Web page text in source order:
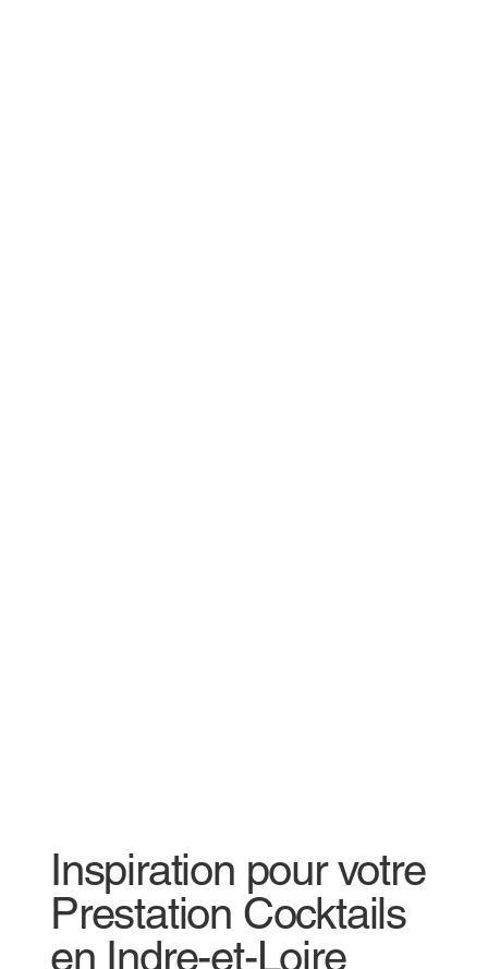
Inspiration pour votre
Prestation Cocktails
en Indre-et-Loire